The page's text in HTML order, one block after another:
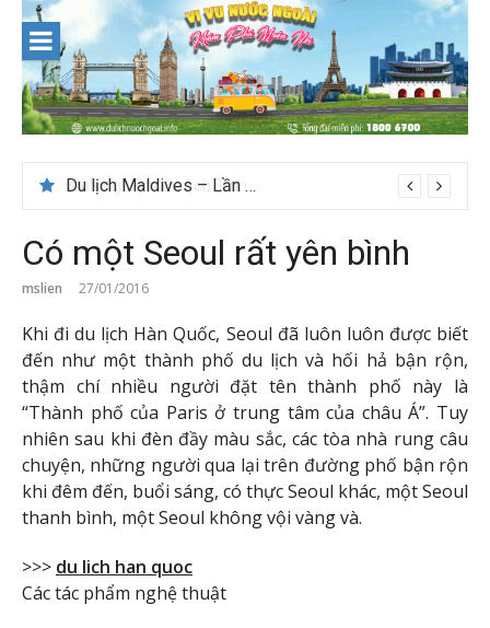
content
Du lịch Maldives – Lần đầu nên đi đâu, chơi gì?
Có một Seoul rất yên bình
mslien 27/01/2016
Khi đi du lịch Hàn Quốc, Seoul đã luôn luôn được biết
đến như một thành phố du lịch và hối hả bận rộn,
thậm chí nhiều người đặt tên thành phố này là
“Thành phố của Paris ở trung tâm của châu Á”. Tuy
nhiên sau khi đèn đầy màu sắc, các tòa nhà rung câu
chuyện, những người qua lại trên đường phố bận rộn
khi đêm đến, buổi sáng, có thực Seoul khác, một Seoul
thanh bình, một Seoul không vội vàng và.
>>> du lich han quoc
Các tác phẩm nghệ thuật